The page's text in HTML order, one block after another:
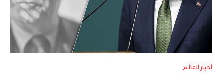
أخبار العالم